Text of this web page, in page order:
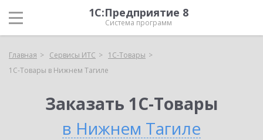
1С:Предприятие 8
Система программ
Главная Сервисы ИТС
1С-Товары
1С-Товары в Нижнем Тагиле
Заказать 1С-Товары
в Нижнем Тагиле